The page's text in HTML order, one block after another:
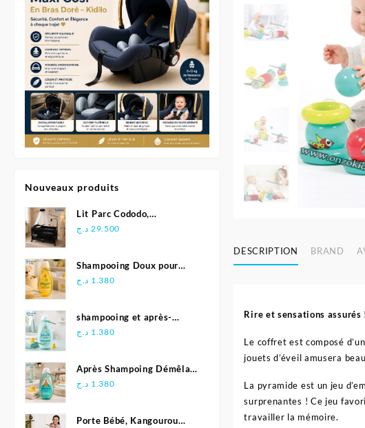
Nouveaux produits
Lit Parc Cododo,
Multifonction - Kidilo
29.500 د.ج
Shampooing Doux pour
Bébé 500 ml - Johnson's
1.380 د.ج
shampooing et après-
shampoing 2en1 Soft &
1.380 د.ج
Après Shampoing Démêlant
pour bébé - Johnson'S Baby
1.380 د.ج
Porte Bébé, Kangourou
DESCRIPTION BRAND
Rire et sensations assurés
Le coffret est composé
jouets d’éveil amusera
La pyramide est un jeu
surprenantes ! Ce jeu
travailler la mémoire.